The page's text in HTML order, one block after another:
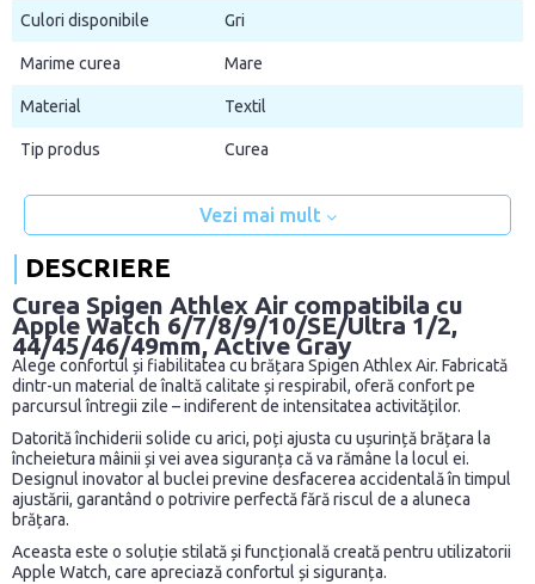
Culori disponibile Gri
Marime curea Mare
Material Textil
Tip produs Curea
Vezi mai mult
DESCRIERE
Curea Spigen Athlex Air compatibila cu
Apple Watch 6/7/8/9/10/SE/Ultra 1/2,
44/45/46/49mm, Active Gray
Alege confortul și fiabilitatea cu brățara Spigen Athlex Air. Fabricată
dintr-un material de înaltă calitate și respirabil, oferă confort pe
parcursul întregii zile – indiferent de intensitatea activităților.
Datorită închiderii solide cu arici, poți ajusta cu ușurință brățara la
încheietura mâinii și vei avea siguranța că va rămâne la locul ei.
Designul inovator al buclei previne desfacerea accidentală în timpul
ajustării, garantând o potrivire perfectă fără riscul de a aluneca
brățara.
Aceasta este o soluție stilată și funcțională creată pentru utilizatorii
Apple Watch, care apreciază confortul și siguranța.